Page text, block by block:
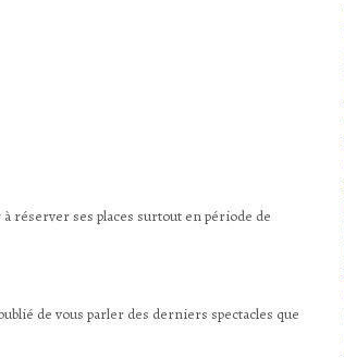
réserver ses places surtout en période de
de vous parler des derniers spectacles que